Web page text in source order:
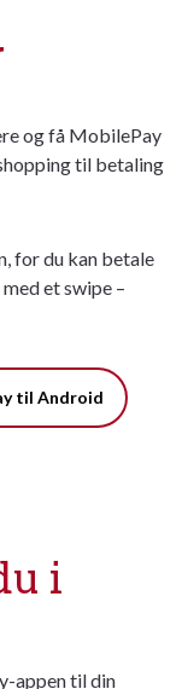
og få MobilePay
til betaling
for du kan betale
et swipe –
til Android
i
appen til din